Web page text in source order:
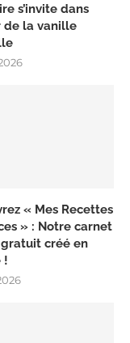
s’invite dans
de la vanille
« Mes Recettes
» : Notre carnet
créé en
!